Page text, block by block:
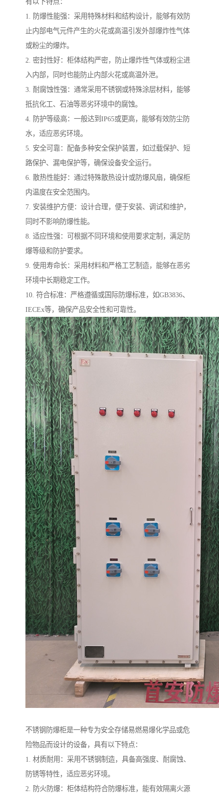
1. 防爆性能强：采用特殊材料和结构设计，能够有效防
止内部电气元件产生的火花或高温引发外部爆炸性气体
或粉尘的爆炸。
2. 密封性好：柜体结构严密，防止爆炸性气体或粉尘进
入内部，同时也能防止内部火花或高温外泄。
3. 耐腐蚀性强：通常采用不锈钢或特殊涂层材料，能够
抵抗化工、石油等恶劣环境中的腐蚀。
4. 防护等级高：一般达到IP65或更高，能够有效防尘防
水，适应恶劣环境。
5. 安全可靠：配备多种安全保护装置，如过载保护、短
路保护、漏电保护等，确保设备安全运行。
6. 散热性能好：通过特殊散热设计或防爆风扇，确保柜
内温度在安全范围内。
7. 安装维护方便：设计合理，便于安装、调试和维护，
同时不影响防爆性能。
8. 适应性强：可根据不同环境和使用要求定制，满足防
爆等级和防护要求。
9. 使用寿命长：采用材料和严格工艺制造，能够在恶劣
环境中长期稳定工作。
10. 符合标准：严格遵循或国际防爆标准，如GB3836、
IECEx等，确保产品安全性和可靠性。
不锈钢防爆柜是一种专为安全存储易燃易爆化学品或危
险物品而设计的设备，具有以下特点：
1. 材质耐用：采用不锈钢制造，具备高强度、耐腐蚀、
防锈等特性，适应恶劣环境。
2. 防火防爆：柜体结构符合防爆标准，能有效隔离火源